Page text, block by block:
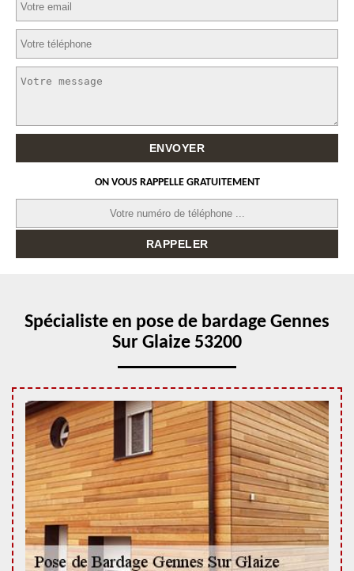
ON VOUS RAPPELLE GRATUITEMENT
Spécialiste en pose de bardage Gennes
Sur Glaize 53200